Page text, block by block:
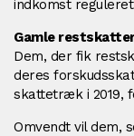
indkomst
Gamle
Dem, der fik
deres
skattetræk i 2019,
Omvendt vil dem,